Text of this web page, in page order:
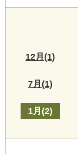
12月(1)
7月(1)
1月(2)